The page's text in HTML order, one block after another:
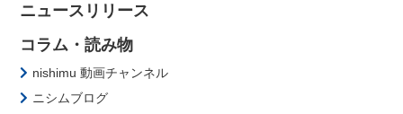
ニュースリリース
コラム・読み物
nishimu 動画チャンネル
ニシムブログ